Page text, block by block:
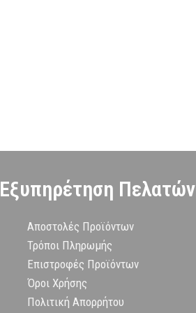
Εξυπηρέτηση Πελατών
Αποστολές Προϊόντων
Τρόποι Πληρωμής
Επιστροφές Προϊόντων
Όροι Χρήσης
Πολιτική Απορρήτου